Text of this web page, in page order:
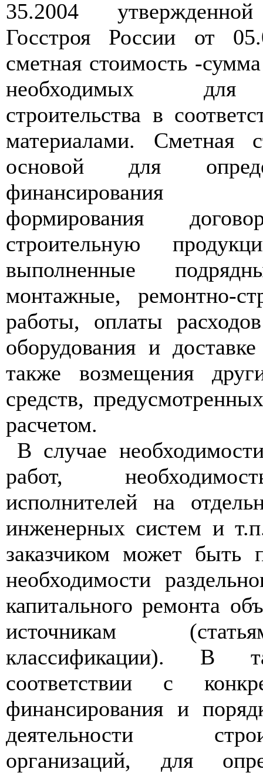
35.2004
Госстроя России от
сметная стоимость -
необходимых для
строительства в
материалами. Сметная
основой для
финансирования
формирования
строительную
выполненные
монтажные, ремонтно-
работы, оплаты
оборудования и
также возмещения
средств,
расчетом.
В случае
работ,
исполнителей на
инженерных систем и
заказчиком может быть
необходимости
капитального ремонта
источникам
классификации). В
соответствии с
финансирования и
деятельности
организаций, для